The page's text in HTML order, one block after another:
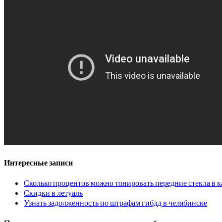
Интересные записи
Сколько процентов можно тонировать передние стекла в
Скидки в летуаль
Узнать задолженность по штрафам гибдд в челябинске